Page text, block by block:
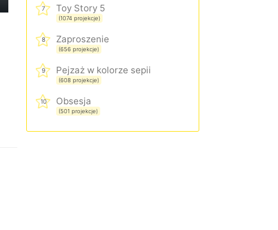
7 Toy Story 5
(1074 projekcje)
8 Zaproszenie
(656 projekcje)
9 Pejzaż w kolorze sepii
(608 projekcje)
10 Obsesja
(501 projekcje)